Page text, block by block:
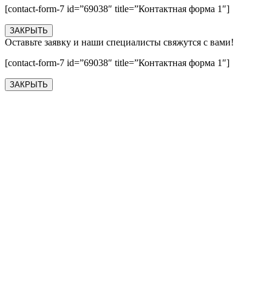
[contact-form-7 id=”69038″ title=”Контактная форма 1″]
ЗАКРЫТЬ
Оставьте заявку и наши специалисты свяжутся с вами!
[contact-form-7 id=”69038″ title=”Контактная форма 1″]
ЗАКРЫТЬ